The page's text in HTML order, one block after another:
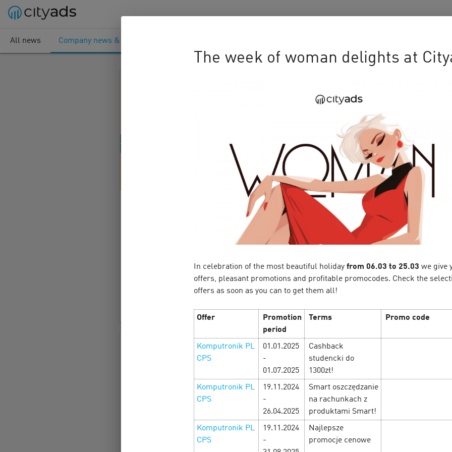
All news Company news & articles
E-com офферы на летней волне
Cityads — на щедрые ставки, бонусы и уникальные
промокоды. Сёрфь по офферам и прокачи…
Включайся в
Cityads 18 April’25
отдыха, немного работы —
праздничной подборке
LEARN MORE
The week of woman delights at
In celebration of the most beautiful holiday from 06.03 to 25.03 we give
offers, pleasant promotions and profitable promocodes. Check the
offers as soon as you can to get them all!
Offer
Promotion
period
Terms Promo code
Komputronik PL
CPS
01.01.2025
-
01.07.2025
Cashback
studencki do
1300zł!
Komputronik PL
CPS
19.11.2024
-
26.04.2025
Smart oszczędzanie
na rachunkach z
produktami Smart!
Komputronik PL
CPS
19.11.2024
-
Najlepsze
promocje cenowe